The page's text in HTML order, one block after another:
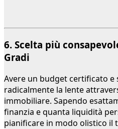
6. Scelta più
Gradi
Avere un budget certificato e
radicalmente la lente
immobiliare. Sapendo
finanzia e quanta liquidità
pianificare in modo olistico il